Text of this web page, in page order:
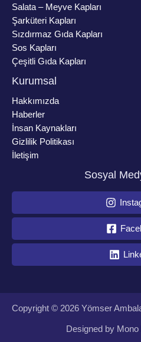
Salata – Meyve Kapları
Şarküteri Kapları
Sızdırmaz Gıda Kapları
Sos Kapları
Çeşitli Gıda Kapları
Kurumsal
Hakkımızda
Haberler
İnsan Kaynakları
Gizlilik Politikası
İletişim
Sosyal
Copyright © 2026 Yömser
Designed by